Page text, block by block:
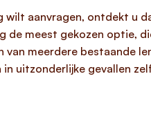
wilt aanvragen, ontdekt u
de meest gekozen optie,
van meerdere bestaande
in uitzonderlijke gevallen